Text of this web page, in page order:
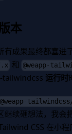
本
有成果最终都塞进
和 @weapp-
tailwindcss 运行时
@weapp-
继续砸想法，我会
CSS 在小